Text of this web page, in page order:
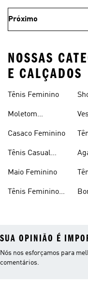
Próximo
NOSSAS
E CALÇADOS
Tênis Feminino
Moletom
Casaco Feminino
Tênis Casual
Maio Feminino
Tênis Feminino
SUA OPINIÃO É
Nós nos esforçamos para
comentários.